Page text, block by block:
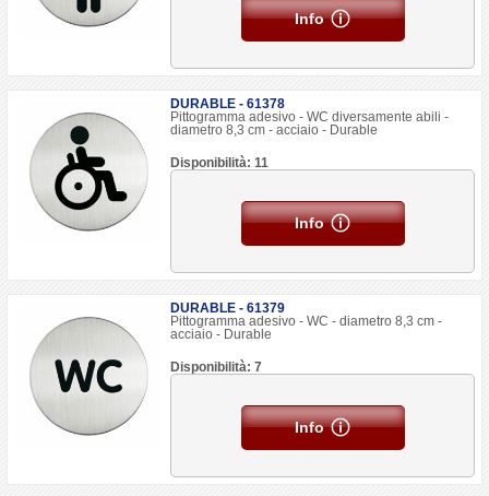
Info
DURABLE - 61378
Pittogramma adesivo - WC diversamente abili -
diametro 8,3 cm - acciaio - Durable
Disponibilità: 11
Info
DURABLE - 61379
Pittogramma adesivo - WC - diametro 8,3 cm -
acciaio - Durable
Disponibilità: 7
Info